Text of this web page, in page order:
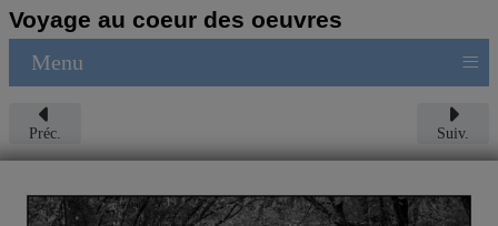
Voyage au coeur des oeuvres
Menu ≡
Préc. Suiv.